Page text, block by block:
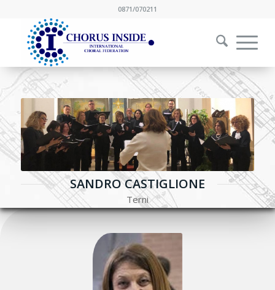
0871/070211
SANDRO CASTIGLIONE
Terni